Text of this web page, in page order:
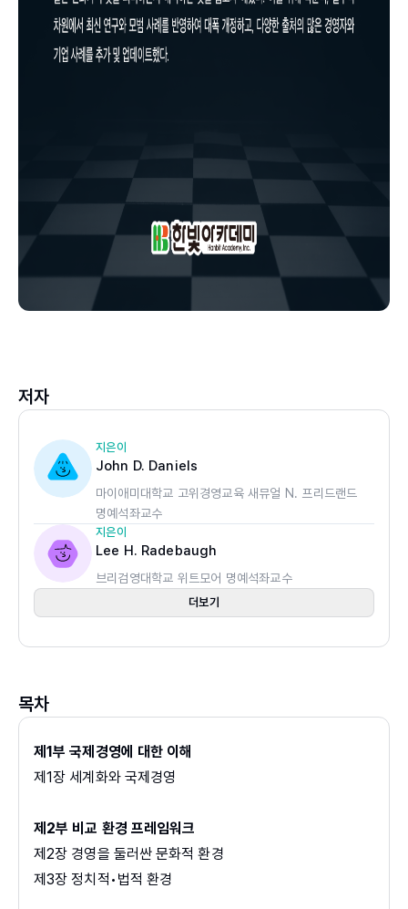
저자
지은이
John D. Daniels
마이애미대학교 고위경영교육 새뮤얼 N. 프리드랜드
명예석좌교수
지은이
Lee H. Radebaugh
브리검영대학교 위트모어 명예석좌교수
더보기
목차
제1부 국제경영에 대한 이해
제1장 세계화와 국제경영
제2부 비교 환경 프레임워크
제2장 경영을 둘러싼 문화적 환경
제3장 정치적•법적 환경